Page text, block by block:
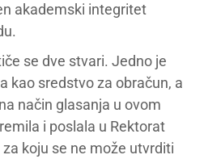
akademski integritet
se dve stvari. Jedno je
kao sredstvo za obračun, a
način glasanja u ovom
i poslala u Rektorat
koju se ne može utvrditi